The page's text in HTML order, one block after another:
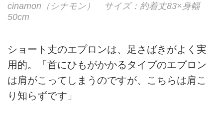
cinamon（シナモン） サイズ：約着丈83×身幅
50cm
ショート丈のエプロンは、足さばきがよく実
用的。「首にひもがかかるタイプのエプロン
は肩がこってしまうのですが、こちらは肩こ
り知らずです」